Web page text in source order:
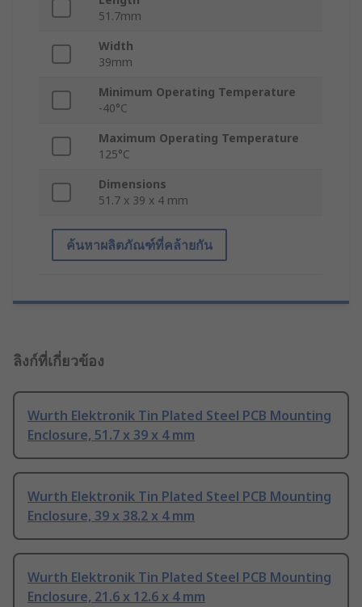
51.7mm
Width
39mm
Minimum Operating Temperature
-40°C
Maximum Operating Temperature
125°C
Dimensions
51.7 x 39 x 4 mm
ค้นหาผลิตภัณฑ์ที่คล้ายกัน
ลิงก์ที่เกี่ยวข้อง
Wurth Elektronik Tin Plated Steel PCB Mounting
Enclosure, 51.7 x 39 x 4 mm
Wurth Elektronik Tin Plated Steel PCB Mounting
Enclosure, 39 x 38.2 x 4 mm
Wurth Elektronik Tin Plated Steel PCB Mounting
Enclosure, 21.6 x 12.6 x 4 mm